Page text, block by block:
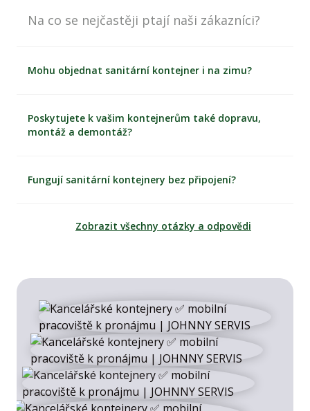
Na co se nejčastěji ptají naši zákazníci?
Mohu objednat sanitární kontejner i na zimu?
Poskytujete k vašim kontejnerům také dopravu,
montáž a demontáž?
Fungují sanitární kontejnery bez připojení?
Zobrazit všechny otázky a odpovědi